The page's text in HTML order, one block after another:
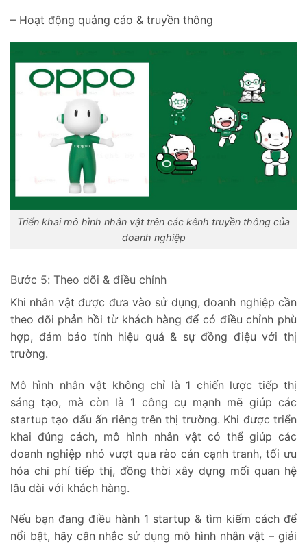
– Hoạt động quảng cáo & truyền thông
Triển khai mô hình nhân vật trên các kênh truyền thông của
doanh nghiệp
Bước 5: Theo dõi & điều chỉnh
Khi nhân vật được đưa vào sử dụng, doanh nghiệp cần
theo dõi phản hồi từ khách hàng để có điều chỉnh phù
hợp, đảm bảo tính hiệu quả & sự đồng điệu với thị
trường.
Mô hình nhân vật không chỉ là 1 chiến lược tiếp thị
sáng tạo, mà còn là 1 công cụ mạnh mẽ giúp các
startup tạo dấu ấn riêng trên thị trường. Khi được triển
khai đúng cách, mô hình nhân vật có thể giúp các
doanh nghiệp nhỏ vượt qua rào cản cạnh tranh, tối ưu
hóa chi phí tiếp thị, đồng thời xây dựng mối quan hệ
lâu dài với khách hàng.
Nếu bạn đang điều hành 1 startup & tìm kiếm cách để
nổi bật, hãy cân nhắc sử dụng mô hình nhân vật – giải